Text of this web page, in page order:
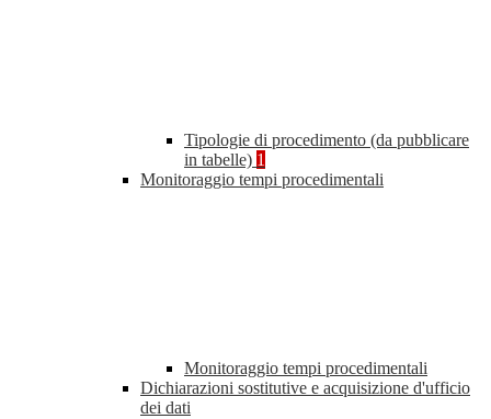
Tipologie di procedimento (da pubblicare
in tabelle) 1
Monitoraggio tempi procedimentali
Monitoraggio tempi procedimentali
Dichiarazioni sostitutive e acquisizione d'ufficio
dei dati